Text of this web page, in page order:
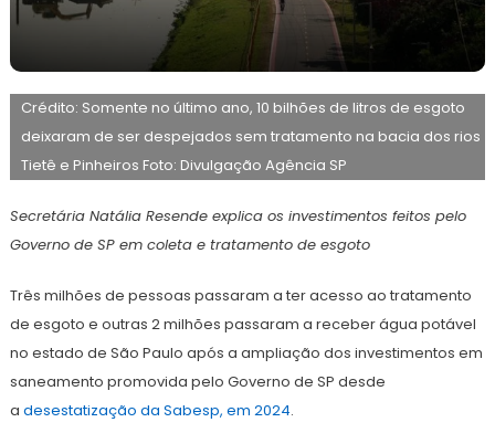
maio
de
Crédito: Somente no último ano, 10 bilhões de litros de esgoto
deixaram de ser despejados sem tratamento na bacia dos rios
Tietê e Pinheiros Foto: Divulgação Agência SP
Secretária Natália Resende explica os investimentos feitos pelo
Governo de SP em coleta e tratamento de esgoto
Três milhões de pessoas passaram a ter acesso ao tratamento
de esgoto e outras 2 milhões passaram a receber água potável
no estado de São Paulo após a ampliação dos investimentos em
saneamento promovida pelo Governo de SP desde
a desestatização da Sabesp, em 2024.